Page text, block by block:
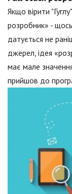
Якщо вірити
розробник» -
датується не
джерел, ідея
має мале
прийшов до